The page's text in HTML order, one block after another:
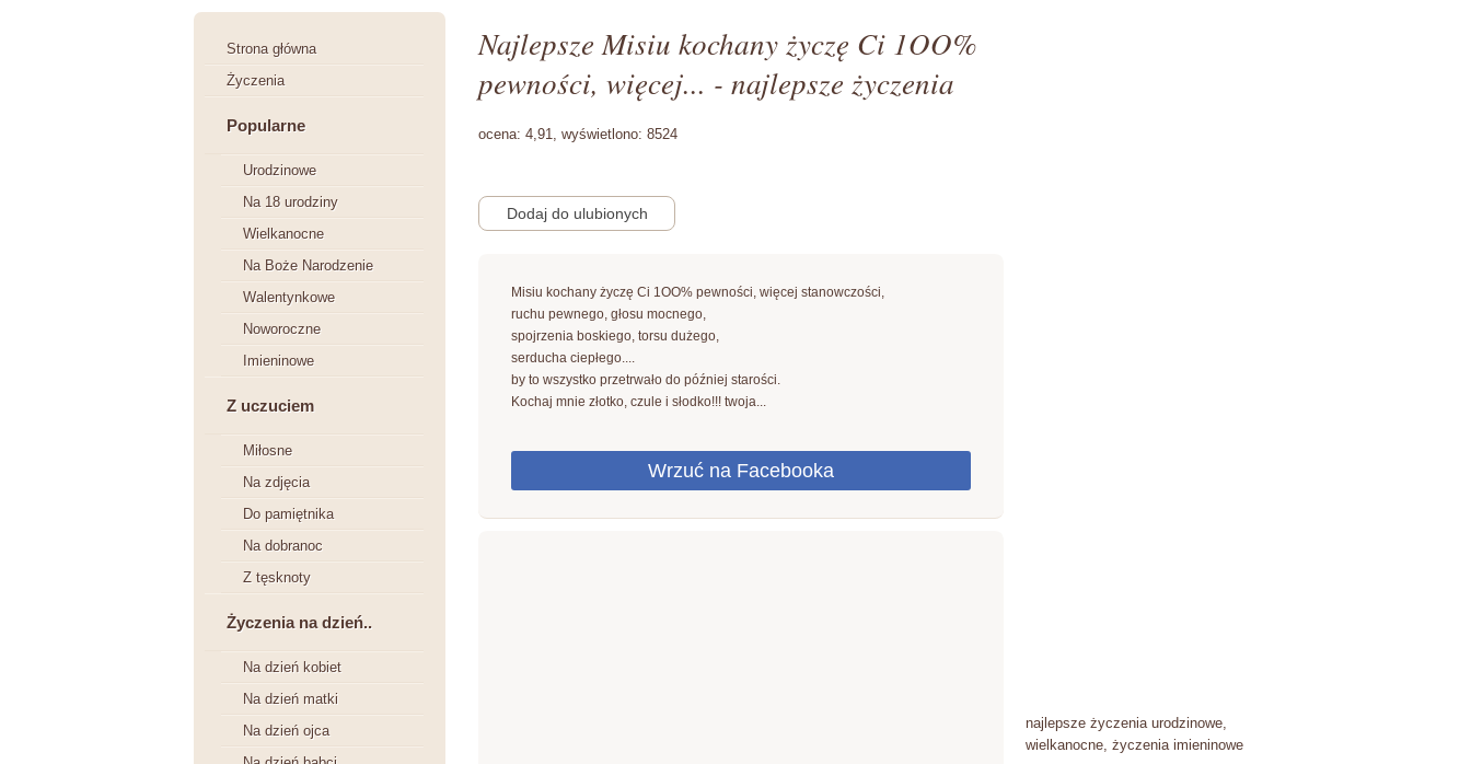
Strona główna
Życzenia
Popularne
Urodzinowe
Na 18 urodziny
Wielkanocne
Na Boże Narodzenie
Walentynkowe
Noworoczne
Imieninowe
Z uczuciem
Miłosne
Na zdjęcia
Do pamiętnika
Na dobranoc
Z tęsknoty
Życzenia na dzień..
Na dzień kobiet
Na dzień matki
Na dzień ojca
Najlepsze Misiu kochany życzę Ci 1OO%
pewności, więcej... - najlepsze życzenia
ocena: 4,91, wyświetlono: 8524
Misiu kochany życzę Ci 1OO% pewności, więcej stanowczości,
ruchu pewnego, głosu mocnego,
spojrzenia boskiego, torsu dużego,
serducha ciepłego....
by to wszystko przetrwało do później starości.
Kochaj mnie złotko, czule i słodko!!! twoja...
najlepsze życzenia urodzinowe,
wielkanocne, życzenia imieninowe